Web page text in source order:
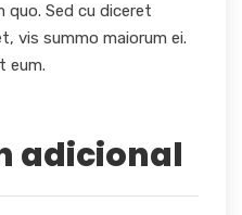
quo. Sed cu diceret
vis summo maiorum ei.
eum.
adicional